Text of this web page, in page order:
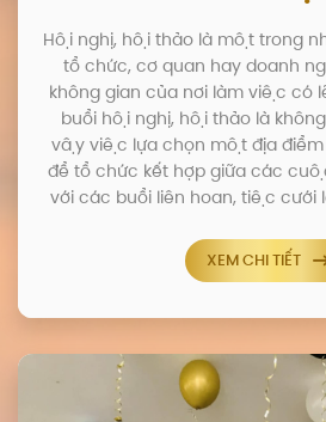
Hội nghị, hội thảo là một trong
tổ chức, cơ quan hay doanh
không gian của nơi làm việc có
buổi hội nghị, hội thảo là
vậy việc lựa chọn một địa
để tổ chức kết hợp giữa các
với các buổi liên hoan, tiệc cưới
XEM CHI TIẾT